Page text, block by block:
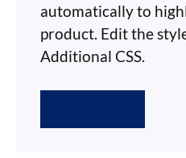
automatically to
product. Edit the
Additional CSS.